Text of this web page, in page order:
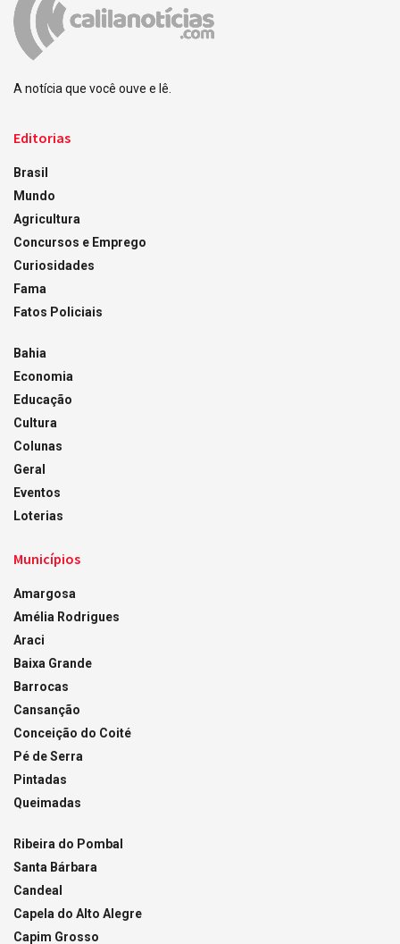
A notícia que você ouve e lê.
Editorias
Brasil
Mundo
Agricultura
Concursos e Emprego
Curiosidades
Fama
Fatos Policiais
Bahia
Economia
Educação
Cultura
Colunas
Geral
Eventos
Loterias
Municípios
Amargosa
Amélia Rodrigues
Araci
Baixa Grande
Barrocas
Cansanção
Conceição do Coité
Pé de Serra
Pintadas
Queimadas
Ribeira do Pombal
Santa Bárbara
Candeal
Capela do Alto Alegre
Capim Grosso